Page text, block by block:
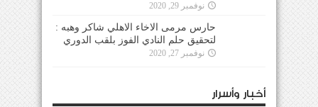
نوفمبر 29, 2020
حارس مرمى الاخاء الاهلي شاكر وهبه :
لتحقيق حلم النادي الفوز بلقب الدوري
نوفمبر 27, 2020
أخبار وأسرار